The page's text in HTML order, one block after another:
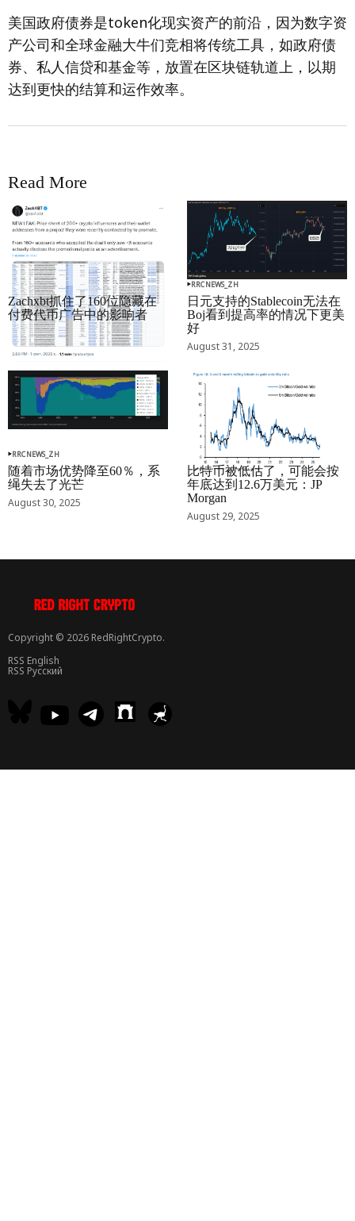
美国政府债券是token化现实资产的前沿，因为数字资
产公司和全球金融大牛们竞相将传统工具，如政府债
券、私人信贷和基金等，放置在区块链轨道上，以期
达到更快的结算和运作效率。
Read More
RRCNEWS_ZH
Zachxbt抓住了160位隐藏在
付费代币广告中的影响者
September 01, 2025
RRCNEWS_ZH
日元支持的Stablecoin无法在
Boj看到提高率的情况下更美
好
August 31, 2025
RRCNEWS_ZH
随着市场优势降至60％，系
绳失去了光芒
August 30, 2025
RRCNEWS_ZH
比特币被低估了，可能会按
年底达到12.6万美元：JP
Morgan
August 29, 2025
Copyright © 2026 RedRightCrypto.
RSS English
RSS Русский